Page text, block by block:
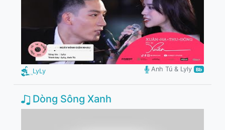
LyLy Anh Tú & Lyly Bb
Dòng Sông Xanh